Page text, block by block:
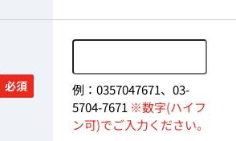
必須
例：0357047671、03-
5704-7671 ※数字(ハイフ
ン可)でご入力ください。